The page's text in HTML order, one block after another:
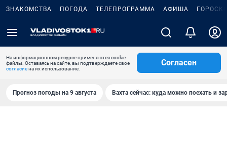
ЗНАКОМСТВА ПОГОДА ТЕЛЕПРОГРАММА АФИША
На информационном ресурсе применяются cookie-
файлы. Оставаясь на сайте, вы подтверждаете свое
согласиена их использование.
Согласен
Прогноз погоды на 9 августа Вахта сейчас: куда можно поехать и